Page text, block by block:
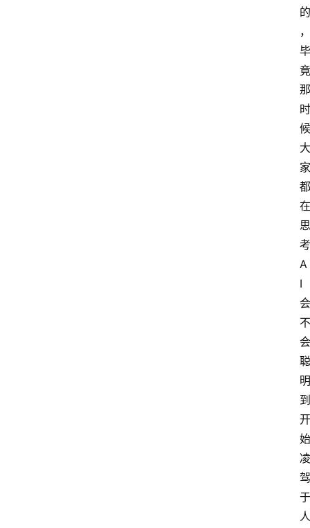
的
，
毕
竟
那
时
候
大
家
都
在
思
考
A
I
会
不
会
聪
明
到
开
始
凌
驾
于
人